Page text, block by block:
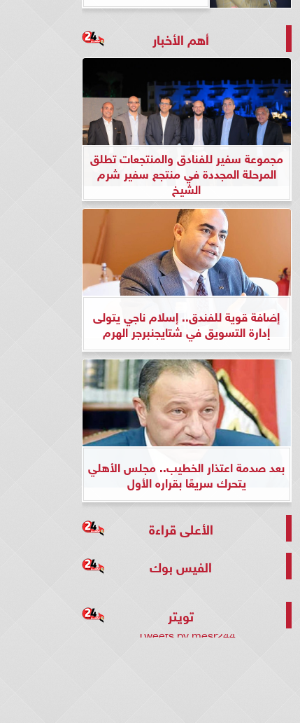
أهم الأخبار
مجموعة سفير للفنادق والمنتجعات تطلق
المرحلة المجددة في منتجع سفير شرم
الشيخ
إضافة قوية للفندق.. إسلام ناجي يتولى
إدارة التسويق في شتايجنبرجر الهرم
بعد صدمة اعتذار الخطيب.. مجلس الأهلي
يتحرك سريعًا بقراره الأول
الأعلى قراءة
الفيس بوك
تويتر
Tweets by mesr244